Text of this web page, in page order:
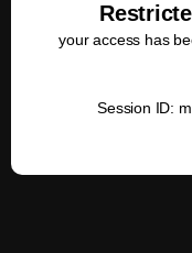
your access has
Session ID: